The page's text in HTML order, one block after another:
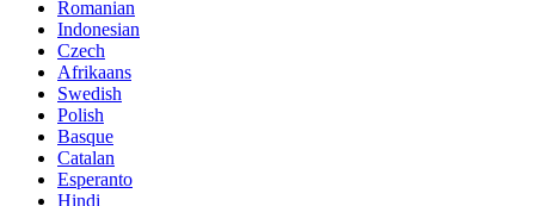
Romanian
Indonesian
Czech
Afrikaans
Swedish
Polish
Basque
Catalan
Esperanto
Hindi